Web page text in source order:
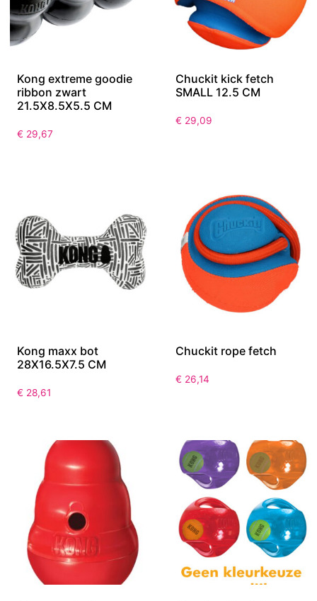
Kong extreme goodie
ribbon zwart
21.5X8.5X5.5 CM
€ 29,67
Chuckit kick fetch
SMALL 12.5 CM
€ 29,09
Kong maxx bot
28X16.5X7.5 CM
€ 28,61
Chuckit rope fetch
€ 26,14